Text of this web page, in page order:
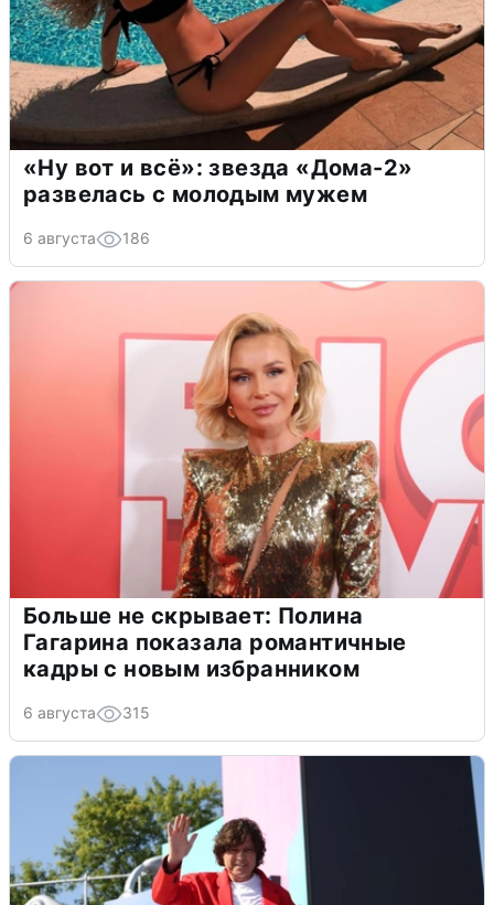
«Ну вот и всё»: звезда «Дома-2»
развелась с молодым мужем
6 августа 186
Больше не скрывает: Полина
Гагарина показала романтичные
кадры с новым избранником
6 августа 315